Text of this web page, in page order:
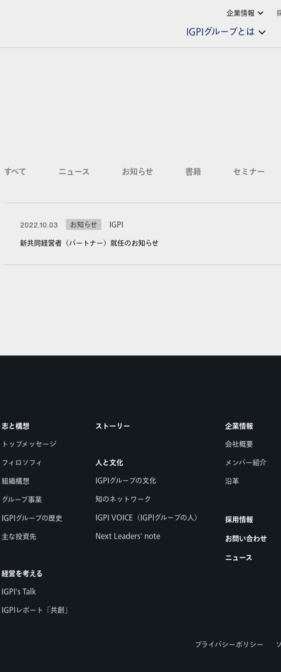
IGPIグループとは
企業情報
すべて ニュース お知らせ 書籍 セミナー
2022.10.03 お知らせ
IGPI
新共同経営者（パートナー）就任のお知らせ
志と構想
トップメッセージ
フィロソフィ
組織構想
グループ事業
IGPIグループの歴史
主な投資先
経営を考える
IGPI's Talk
IGPIレポート「共創」
ストーリー
人と文化
IGPIグループの文化
知のネットワーク
IGPI VOICE（IGPIグループの人）
Next Leaders' note
企業情報
会社概要
メンバー紹介
沿革
採用情報
お問い合わせ
ニュース
プライバシーポリシー